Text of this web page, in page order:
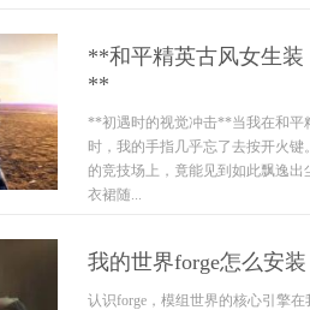
**和平精英古风女生
**
**初遇时的视觉冲击**当我在和平
时，我的手指几乎忘了去按开火
的竞技场上，竟能见到如此飘逸
衣裙随...
我的世界forge怎么安
认识forge，模组世界的核心引擎